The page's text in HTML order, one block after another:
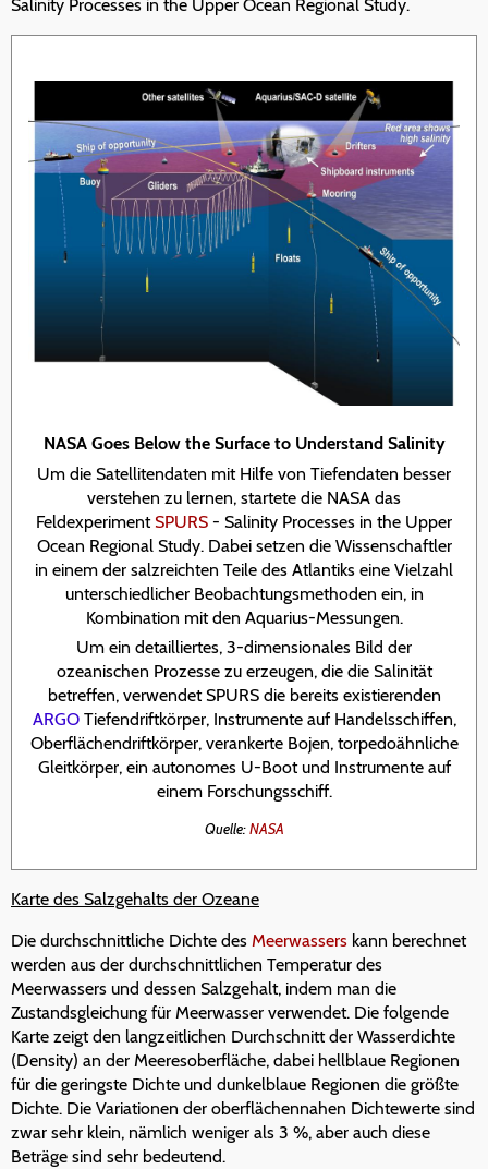
Salinity Processes in the Upper Ocean Regional Study.
NASA Goes Below the Surface to Understand Salinity
Um die Satellitendaten mit Hilfe von Tiefendaten besser
verstehen zu lernen, startete die NASA das
Feldexperiment SPURS - Salinity Processes in the Upper
Ocean Regional Study. Dabei setzen die Wissenschaftler
in einem der salzreichten Teile des Atlantiks eine Vielzahl
unterschiedlicher Beobachtungsmethoden ein, in
Kombination mit den Aquarius-Messungen.
Um ein detailliertes, 3-dimensionales Bild der
ozeanischen Prozesse zu erzeugen, die die Salinität
betreffen, verwendet SPURS die bereits existierenden
ARGOTiefendriftkörper, Instrumente auf Handelsschiffen,
Oberflächendriftkörper, verankerte Bojen, torpedoähnliche
Gleitkörper, ein autonomes U-Boot und Instrumente auf
einem Forschungsschiff.
Quelle:NASA
Karte des Salzgehalts der Ozeane
Die durchschnittliche Dichte des Meerwassers kann berechnet
werden aus der durchschnittlichen Temperatur des
Meerwassers und dessen Salzgehalt, indem man die
Zustandsgleichung für Meerwasser verwendet. Die folgende
Karte zeigt den langzeitlichen Durchschnitt der Wasserdichte
(Density) an der Meeresoberfläche, dabei hellblaue Regionen
für die geringste Dichte und dunkelblaue Regionen die größte
Dichte. Die Variationen der oberflächennahen Dichtewerte sind
zwar sehr klein, nämlich weniger als 3 %, aber auch diese
Beträge sind sehr bedeutend.